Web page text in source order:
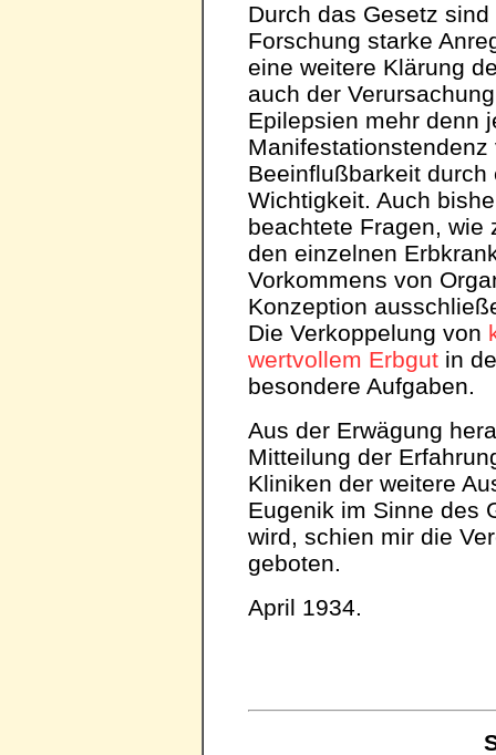
Durch das Gesetz
Forschung starke
eine weitere Klärung
auch der
Epilepsien mehr denn
Beeinflußbarkeit
Wichtigkeit. Auch
beachtete Fragen, wie
den einzelnen
Vorkommens von
Konzeption
Die Verkoppelung von
wertvollem Erbgut in
besondere Aufgaben.
Aus der Erwägung
Mitteilung der
Kliniken der weitere
Eugenik im Sinne des
wird, schien mir die
geboten.
April 1934.